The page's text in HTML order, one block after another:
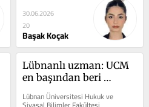
30.06.2026
20
Başak Koçak
Lübnanlı uzman: UCM
en başından beri
üzerine düşen rolü
gerektiği gibi yerine
Lübnan Üniversitesi Hukuk ve